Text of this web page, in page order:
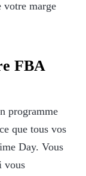
votre marge
FBA
programme
que tous vos
Day. Vous
vous